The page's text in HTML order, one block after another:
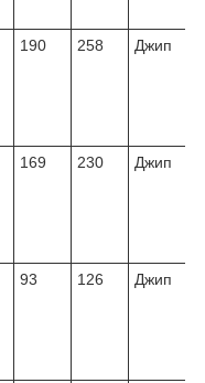
190 258 Джип
169 230 Джип
93 126 Джип